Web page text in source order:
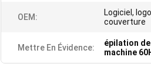
OEM:
Logiciel,
couverture
Mettre En Évidence: épilation de
machine